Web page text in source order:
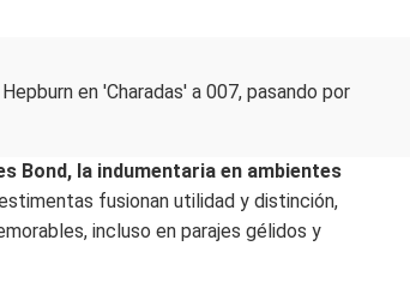
Bond, la indumentaria en ambientes
fusionan utilidad y distinción,
incluso en parajes gélidos y